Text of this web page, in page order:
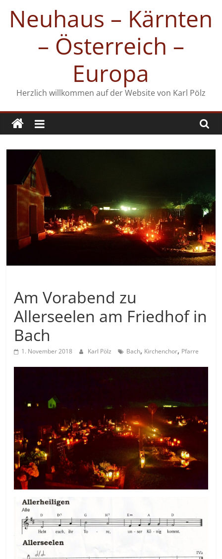
Inhalt
springen
Neuhaus – Kärnten
– Österreich –
Europa
Herzlich willkommen auf der Website von Karl Pölz
Am Vorabend zu
Allerseelen am Friedhof in
Bach
1. November 2018 Karl Pölz Bach, Kirchenchor, Pfarre